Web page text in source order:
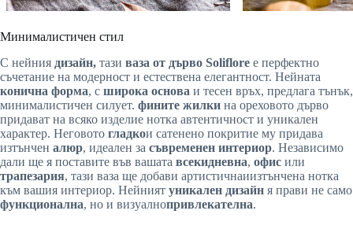
Минималистичен стил
С нейния дизайн, тази ваза от дърво Soliflore е перфектно
съчетание на модерност и естествена елегантност. Нейната
конична форма, с широка основа и тесен връх, предлага тънък,
минималистичен силует. фините жилки на ореховото дърво
придават на всяко изделие нотка автентичност и уникален
характер. Неговото гладкои сатенено покритие му придава
изтънчен алюр, идеален за съвременен интериор. Независимо
дали ще я поставите във вашата всекидневна, офис или
трапезария, тази ваза ще добави артистичнаиизтънчена нотка
към вашия интериор. Нейният уникален дизайн я прави не само
функционална, но и визуалнопривлекателна.